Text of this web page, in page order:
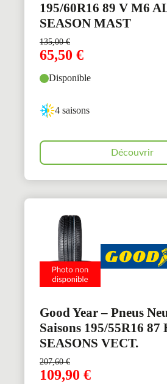
195/60R16 89 V M6
SEASON MAST
135,00€
65,50 €
Disponible
4 saisons
Découvrir
Good Year – Pneus
Saisons 195/55R16 87
SEASONS VECT.
207,60€
109,90 €